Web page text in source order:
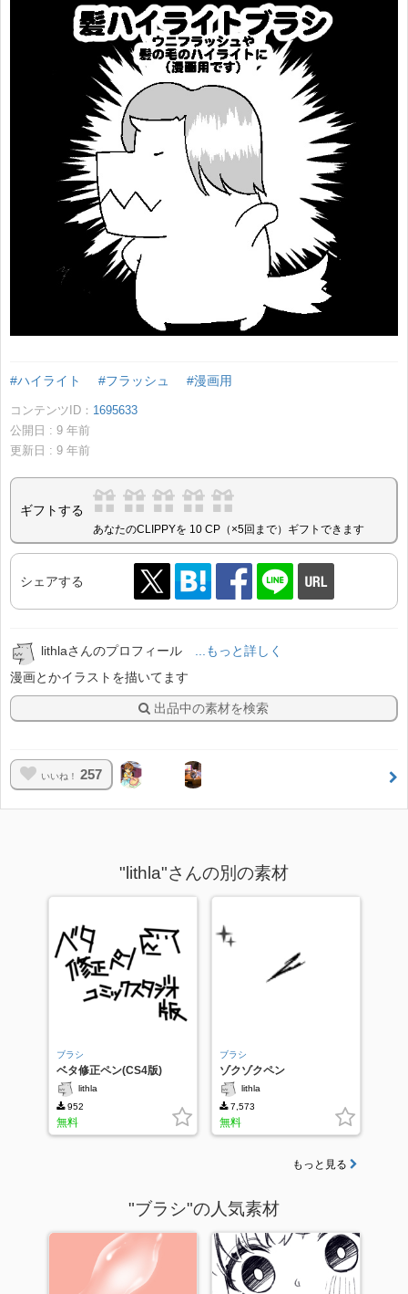
#ハイライト #フラッシュ #漫画用
コンテンツID： 1695633
公開日 : 9 年前
更新日 : 9 年前
ギフトする
あなたのCLIPPYを 10 CP（×5回まで）ギフトできます
シェアする
lithlaさんのプロフィール
...もっと詳しく
漫画とかイラストを描いてます
出品中の素材を検索
いいね！ 257
"lithla"さんの別の素材
ブラシ
ベタ修正ペン(CS4版)
lithla
952
無料
ブラシ
ゾクゾクペン
lithla
7,573
無料
もっと見る
"ブラシ"の人気素材